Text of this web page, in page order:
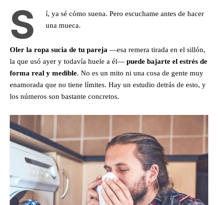
S
í, ya sé cómo suena. Pero escuchame antes de hacer
una mueca.
Oler la ropa sucia de tu pareja —esa remera tirada en el sillón,
la que usó ayer y todavía huele a él— puede bajarte el estrés de
forma real y medible. No es un mito ni una cosa de gente muy
enamorada que no tiene límites. Hay un estudio detrás de esto, y
los números son bastante concretos.